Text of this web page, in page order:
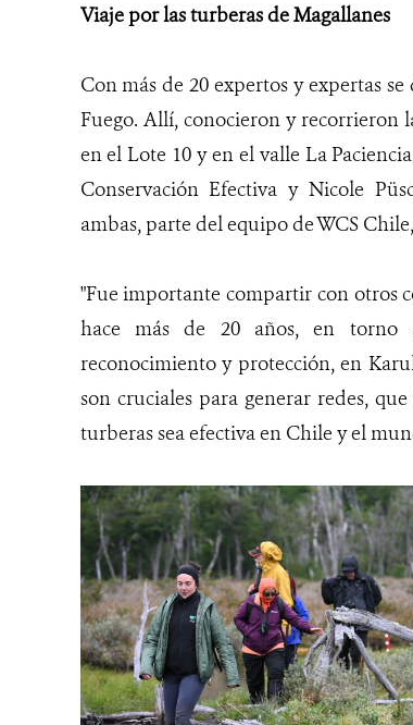
Viaje por las turberas de Magallanes
Con más de 20 expertos y expertas
Fuego. Allí, conocieron y recorrieron
en el Lote 10 y en el valle La
Conservación Efectiva y Nicole
ambas, parte del equipo de WCS
"Fue importante compartir con otros
hace más de 20 años, en torno
reconocimiento y protección, en
son cruciales para generar redes,
turberas sea efectiva en Chile y el